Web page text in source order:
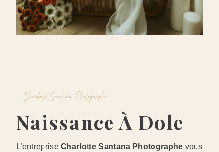
Charlotte Santana Photographe
Naissance À Dole
L’entrepriseCharlotte Santana Photographe vous